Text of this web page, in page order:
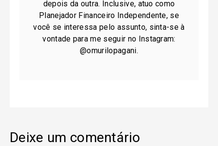
depois da outra. Inclusive, atuo como
Planejador Financeiro Independente, se
você se interessa pelo assunto, sinta-se à
vontade para me seguir no Instagram:
@omurilopagani.
Deixe um comentário